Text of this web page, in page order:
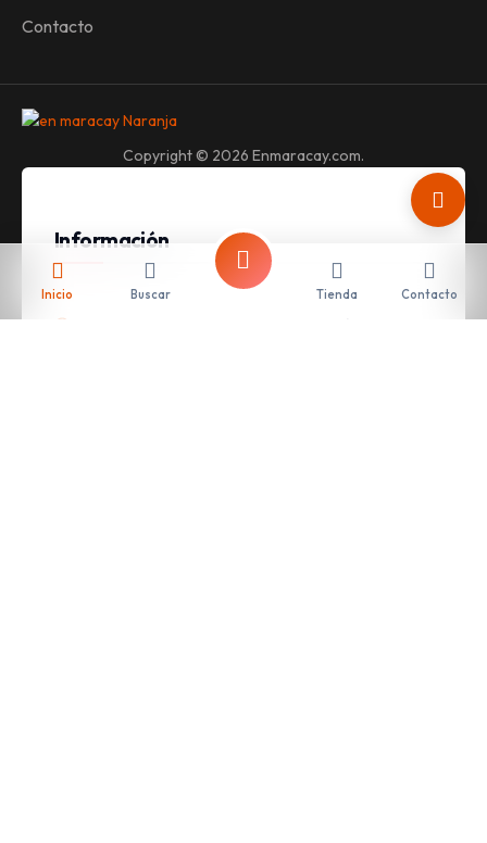
Contacto
Copyright © 2026 Enmaracay.com.
Información
Inicio Buscar Tienda Contacto